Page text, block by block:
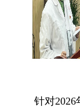
针对